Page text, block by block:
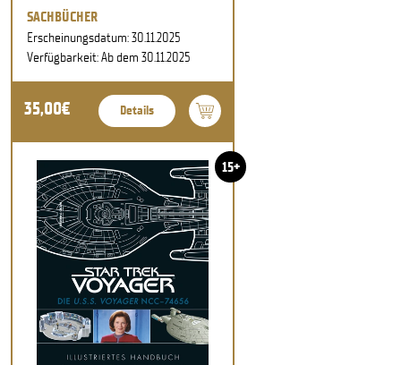
SACHBÜCHER
Erscheinungsdatum: 30.11.2025
Verfügbarkeit: Ab dem 30.11.2025
35,00€ Details
15+